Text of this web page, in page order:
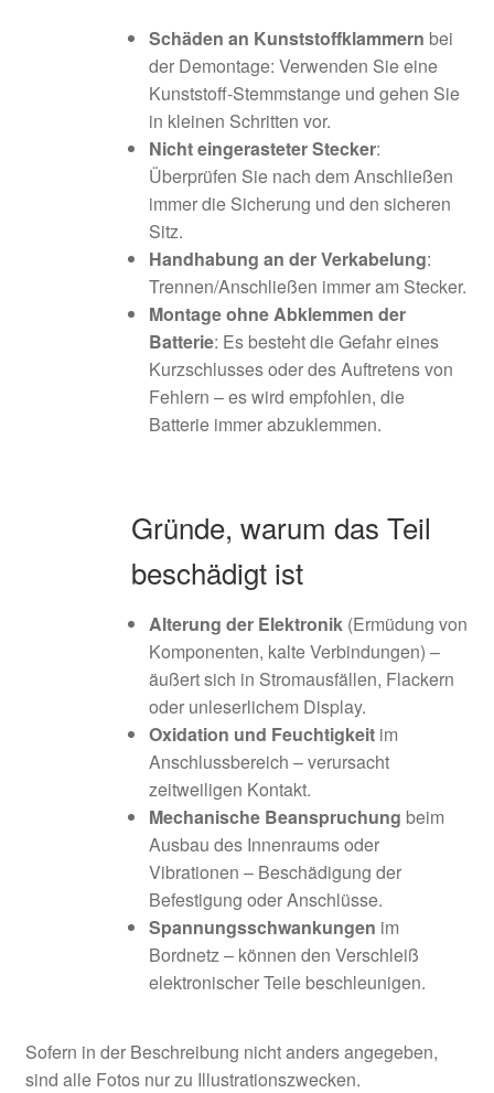
Schäden an Kunststoffklammern bei
der Demontage: Verwenden Sie eine
Kunststoff-Stemmstange und gehen Sie
in kleinen Schritten vor.
Nicht eingerasteter Stecker:
Überprüfen Sie nach dem Anschließen
immer die Sicherung und den sicheren
Sitz.
Handhabung an der Verkabelung:
Trennen/Anschließen immer am Stecker.
Montage ohne Abklemmen der
Batterie: Es besteht die Gefahr eines
Kurzschlusses oder des Auftretens von
Fehlern – es wird empfohlen, die
Batterie immer abzuklemmen.
Gründe, warum das Teil
beschädigt ist
Alterung der Elektronik(Ermüdung von
Komponenten, kalte Verbindungen) –
äußert sich in Stromausfällen, Flackern
oder unleserlichem Display.
Oxidation und Feuchtigkeitim
Anschlussbereich – verursacht
zeitweiligen Kontakt.
Mechanische Beanspruchung beim
Ausbau des Innenraums oder
Vibrationen – Beschädigung der
Befestigung oder Anschlüsse.
Spannungsschwankungen im
Bordnetz – können den Verschleiß
elektronischer Teile beschleunigen.
Sofern in der Beschreibung nicht anders angegeben,
sind alle Fotos nur zu Illustrationszwecken.